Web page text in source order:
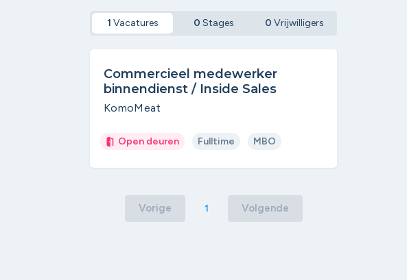
1 Vacatures 0 Stages 0 Vrijwilligers
Commercieel medewerker
binnendienst / Inside Sales
KomoMeat
Open deuren Fulltime MBO
Vorige 1 Volgende